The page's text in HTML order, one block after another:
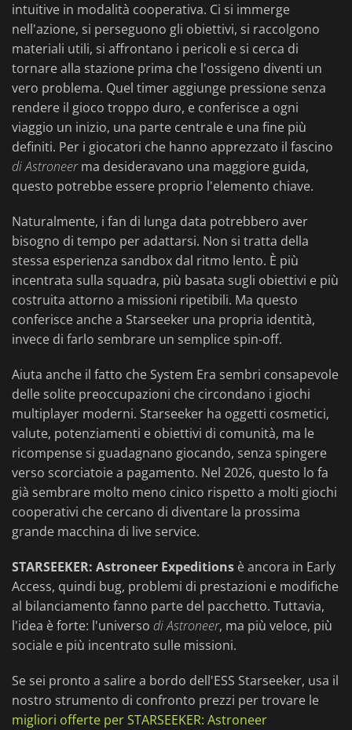
intuitive in modalità cooperativa. Ci si immerge
nell'azione, si perseguono gli obiettivi, si raccolgono
materiali utili, si affrontano i pericoli e si cerca di
tornare alla stazione prima che l'ossigeno diventi un
vero problema. Quel timer aggiunge pressione senza
rendere il gioco troppo duro, e conferisce a ogni
viaggio un inizio, una parte centrale e una fine più
definiti. Per i giocatori che hanno apprezzato il fascino
di Astroneerma desideravano una maggiore guida,
questo potrebbe essere proprio l'elemento chiave.
Naturalmente, i fan di lunga data potrebbero aver
bisogno di tempo per adattarsi. Non si tratta della
stessa esperienza sandbox dal ritmo lento. È più
incentrata sulla squadra, più basata sugli obiettivi e più
costruita attorno a missioni ripetibili. Ma questo
conferisce anche a Starseeker una propria identità,
invece di farlo sembrare un semplice spin-off.
Aiuta anche il fatto che System Era sembri consapevole
delle solite preoccupazioni che circondano i giochi
multiplayer moderni. Starseeker ha oggetti cosmetici,
valute, potenziamenti e obiettivi di comunità, ma le
ricompense si guadagnano giocando, senza spingere
verso scorciatoie a pagamento. Nel 2026, questo lo fa
già sembrare molto meno cinico rispetto a molti giochi
cooperativi che cercano di diventare la prossima
grande macchina di live service.
STARSEEKER: Astroneer Expeditions è ancora in Early
Access, quindi bug, problemi di prestazioni e modifiche
al bilanciamento fanno parte del pacchetto. Tuttavia,
l'idea è forte: l'universo di Astroneer, ma più veloce, più
sociale e più incentrato sulle missioni.
Se sei pronto a salire a bordo dell'ESS Starseeker, usa il
nostro strumento di confronto prezzi per trovare le
migliori offerte per STARSEEKER: Astroneer